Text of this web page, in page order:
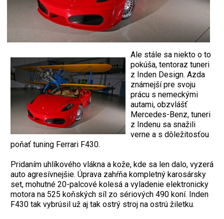
Ale stále sa niekto o to
pokúša, tentoraz tuneri
z Inden Design. Azda
známejší pre svoju
prácu s nemeckými
autami, obzvlášť
Mercedes-Benz, tuneri
z Indenu sa snažili
verne a s dôležitosťou
poňať tuning Ferrari F430.
Pridaním uhlíkového vlákna a kože, kde sa len dalo, vyzerá
auto agresívnejšie. Úprava zahŕňa kompletný karosársky
set, mohutné 20-palcové kolesá a vyladenie elektronicky
motora na 525 koňských síl zo sériových 490 koní. Inden
F430 tak vybrúsil už aj tak ostrý stroj na ostrú žiletku.